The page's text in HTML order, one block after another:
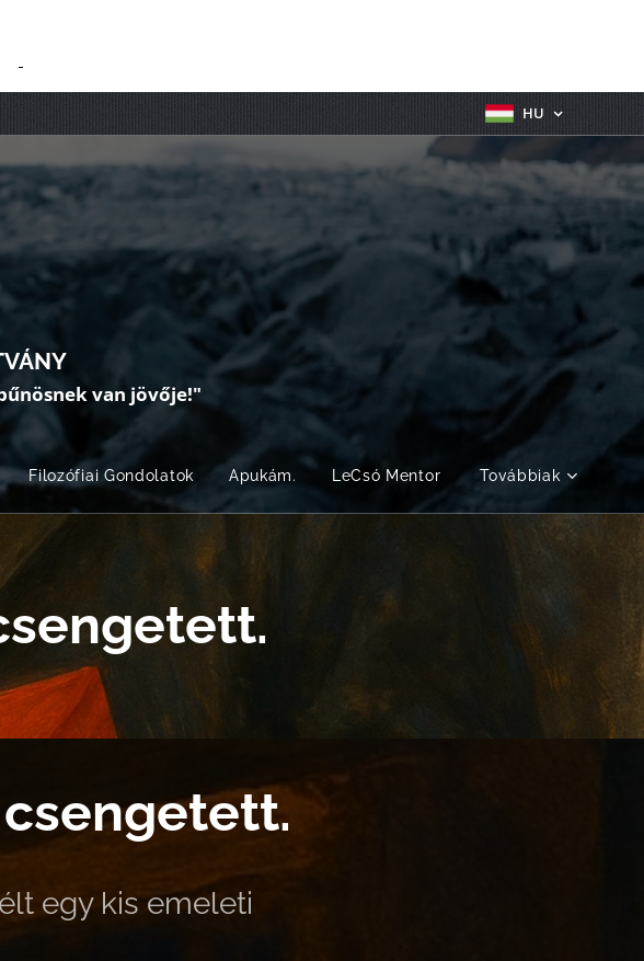
HU
van jövője!"
Filozófiai Gondolatok Apukám. LeCsó Mentor Továbbiak
egy kis emeleti